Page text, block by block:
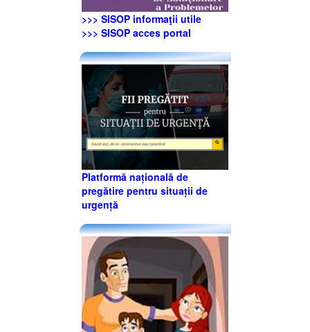
>>> SISOP informaţii utile
>>> SISOP acces portal
Platformă națională de
pregătire pentru situații de
urgență